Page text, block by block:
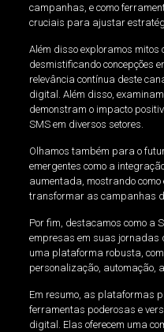
campanhas, e como
cruciais para ajustar
Além disso exploramos mitos
desmistificando concepções
relevância contínua deste
digital. Além disso,
demonstram o impacto
SMS em diversos setores.
Olhamos também para o
emergentes como a
aumentada, mostrando como
transformar as campanhas
Por fim, destacamos como a
empresas em suas jornadas
uma plataforma robusta,
personalização, automação,
Em resumo, as plataformas
ferramentas poderosas e
digital. Elas oferecem uma